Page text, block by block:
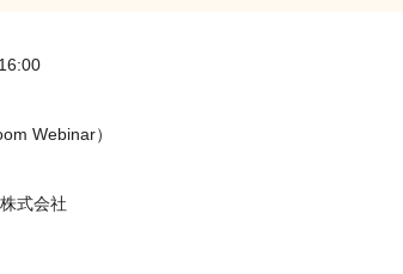
Webinar）
式会社